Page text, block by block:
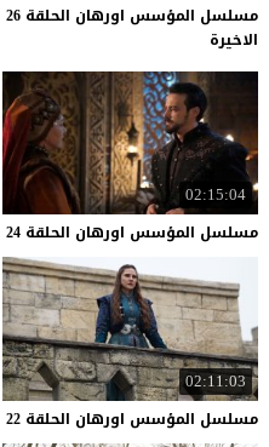
مسلسل المؤسس اورهان الحلقة 26
الاخيرة
02:15:04
مسلسل المؤسس اورهان الحلقة 24
02:11:03
مسلسل المؤسس اورهان الحلقة 22